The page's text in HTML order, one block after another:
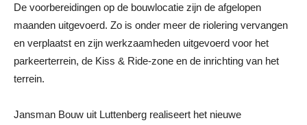
De voorbereidingen op de bouwlocatie zijn de afgelopen
maanden uitgevoerd. Zo is onder meer de riolering vervangen
en verplaatst en zijn werkzaamheden uitgevoerd voor het
parkeerterrein, de Kiss & Ride-zone en de inrichting van het
terrein.
Jansman Bouw uit Luttenberg realiseert het nieuwe